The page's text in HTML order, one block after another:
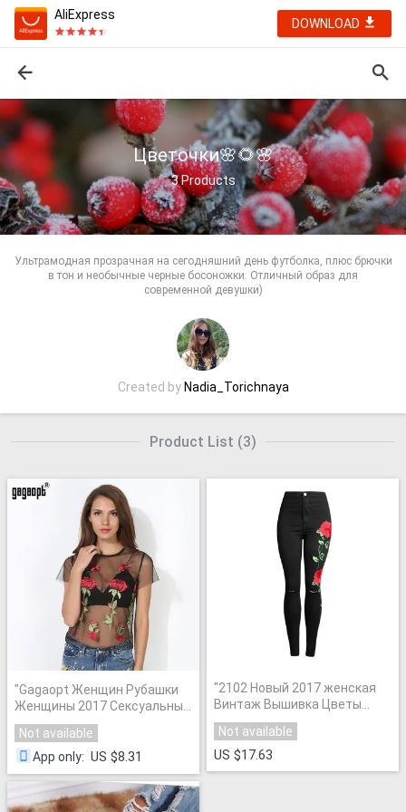
AliExpress
DOWNLOAD
Цветочки🌸🌻🌸
3Products
Ультрамодная прозрачная на сегодняшний день футболка, плюс брючки
в тон и необычные черные босоножки. Отличный образ для
современной девушки)
Created byNadia_Torichnaya
Product List (3)
"Gagaopt Женщин Рубашки
Женщины 2017 Сексуальный
Клуб Выдалбливают
Вышитые Цветочные Топы
Леди Кружева С Коротким
Рукавом Футболки Мода
Топы Роковой
"
Not available
App only: US $8.31
"2102 Новый 2017 женская
Винтаж Вышивка Цветы
джинсы Сексуальная Ripped
Карандаш Стретч
Джинсовые Брюки Женские
Тонкие Узкие Брюки
Not available
US $17.63